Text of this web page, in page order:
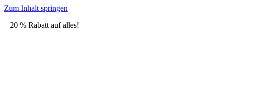
Zum Inhalt springen
– 20 % Rabatt auf alles!